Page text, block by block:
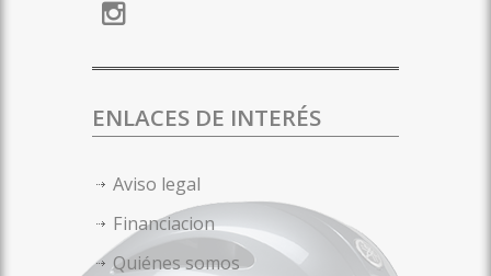
ENLACES DE INTERÉS
Aviso legal
Financiacion
Quiénes somos